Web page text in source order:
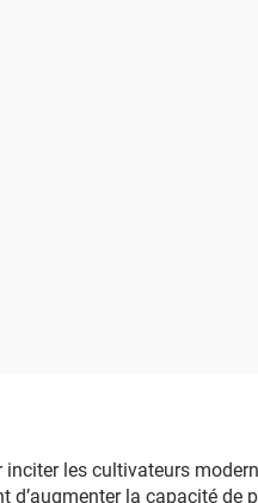
les cultivateurs
la capacité de